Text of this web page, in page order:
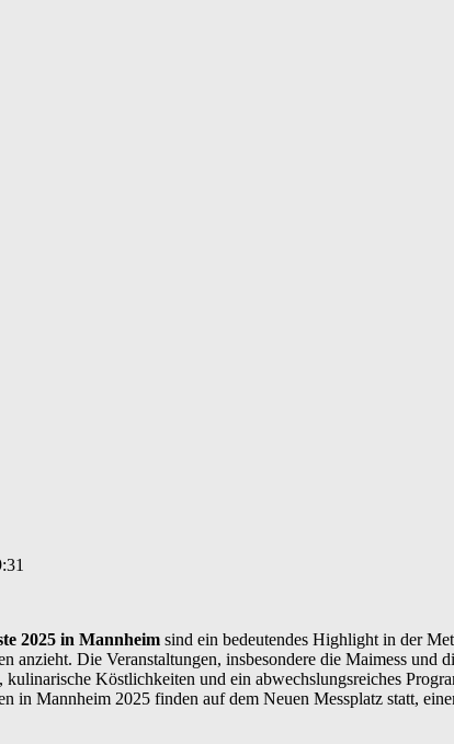
2025 in Mannheim sind ein bedeutendes Highlight in der
anzieht. Die Veranstaltungen, insbesondere die Maimess und
kulinarische Köstlichkeiten und ein abwechslungsreiches
in Mannheim 2025 finden auf dem Neuen Messplatz statt,